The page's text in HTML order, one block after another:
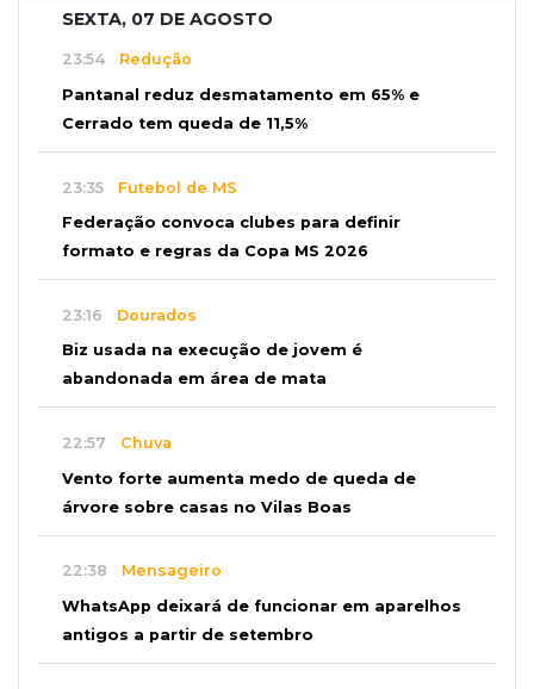
SEXTA, 07 DE AGOSTO
23:54 Redução
Pantanal reduz desmatamento em 65% e
Cerrado tem queda de 11,5%
23:35 Futebol de MS
Federação convoca clubes para definir
formato e regras da Copa MS 2026
23:16 Dourados
Biz usada na execução de jovem é
abandonada em área de mata
22:57 Chuva
Vento forte aumenta medo de queda de
árvore sobre casas no Vilas Boas
22:38 Mensageiro
WhatsApp deixará de funcionar em aparelhos
antigos a partir de setembro